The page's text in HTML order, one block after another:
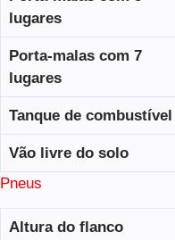
lugares
Porta-malas com 7
lugares
Tanque de combustível
Vão livre do solo
Pneus
Altura do flanco